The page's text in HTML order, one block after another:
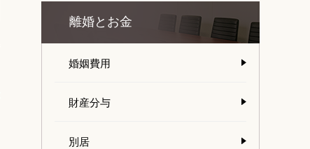
離婚とお金
婚姻費用
財産分与
別居